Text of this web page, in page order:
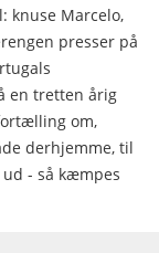
knuse Marcelo,
presser på
en tretten årig
om,
derhjemme, til
- så kæmpes